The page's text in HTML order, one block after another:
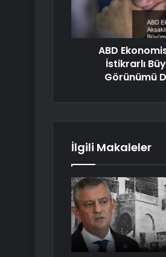
ABD
İstikrarlı
Görünümü
İlgili Makaleler